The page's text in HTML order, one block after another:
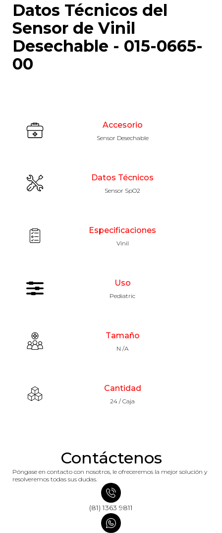
Datos Técnicos del
Sensor de Vinil
Desechable - 015-0665-
00
Accesorio
Sensor Desechable
Datos Técnicos
Sensor SpO2
Especificaciones
Vinil
Uso
Pediatric
Tamaño
N /A
Cantidad
24 / Caja
Contáctenos
Póngase en contacto con nosotros, le ofreceremos la mejor solución y
resolveremos todas sus dudas.
(81) 1363 9811